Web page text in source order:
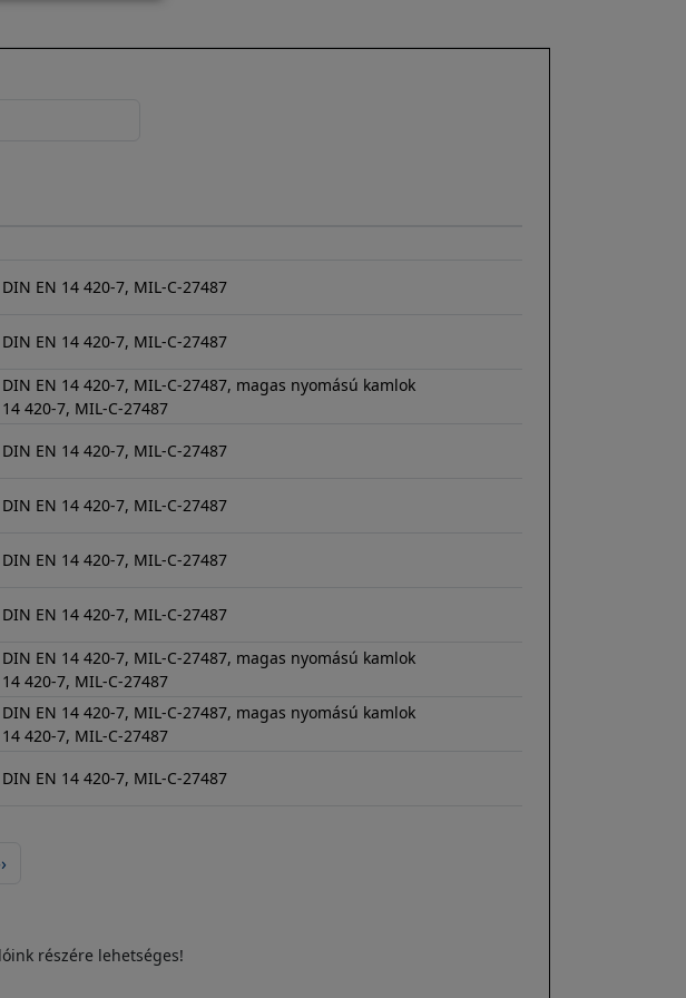
EN 14 420-7, MIL-C-27487
EN 14 420-7, MIL-C-27487
EN 14 420-7, MIL-C-27487, magas nyomású kamlok
420-7, MIL-C-27487
EN 14 420-7, MIL-C-27487
EN 14 420-7, MIL-C-27487
EN 14 420-7, MIL-C-27487
EN 14 420-7, MIL-C-27487
EN 14 420-7, MIL-C-27487, magas nyomású kamlok
420-7, MIL-C-27487
EN 14 420-7, MIL-C-27487, magas nyomású kamlok
420-7, MIL-C-27487
EN 14 420-7, MIL-C-27487
oldal
részére lehetséges!